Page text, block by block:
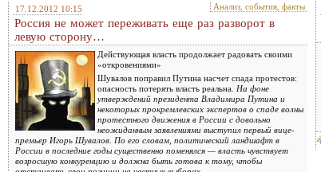
17.12.2012 10:15 Анализ, события, факты
Россия не может переживать еще раз разворот в
левую сторону…
Действующая власть продолжает радовать своими
«откровениями»
Шувалов поправил Путина насчет спада протестов:
опасность потерять власть реальна. На фоне
утверждений президента Владимира Путина и
некоторых прокремлевских экспертов о спаде волны
протестного движения в России с довольно
неожиданным заявлениями выступил первый вице-
премьер Игорь Шувалов. По его словам, политический ландшафт в
России в последние годы существенно поменялся — власть чувствует
возросшую конкуренцию и должна быть готова к тому, чтобы